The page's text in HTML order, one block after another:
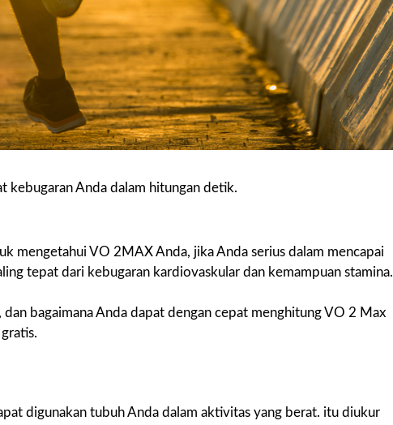
kebugaran Anda dalam hitungan detik.
mengetahui VO 2MAX Anda, jika Anda serius dalam mencapai
tepat dari kebugaran kardiovaskular dan kemampuan stamina.
bagaimana Anda dapat dengan cepat menghitung VO 2 Max
digunakan tubuh Anda dalam aktivitas yang berat. itu diukur